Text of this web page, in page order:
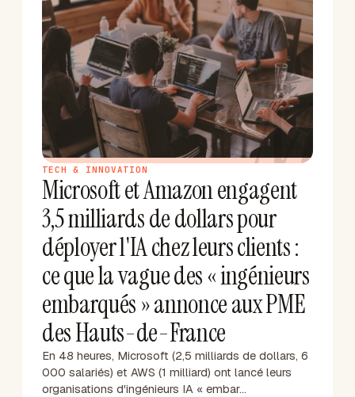
M
TECH & INNOVATION
Microsoft et Amazon engagent
3,5 milliards de dollars pour
déployer l'IA chez leurs clients :
ce que la vague des « ingénieurs
embarqués » annonce aux PME
des Hauts-de-France
En 48 heures, Microsoft (2,5 milliards de dollars, 6
000 salariés) et AWS (1 milliard) ont lancé leurs
organisations d'ingénieurs IA « embar…